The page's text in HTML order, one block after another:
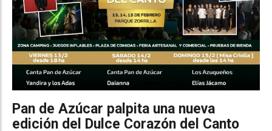
Pan de Azúcar palpita una nueva
edición del Dulce Corazón del Canto